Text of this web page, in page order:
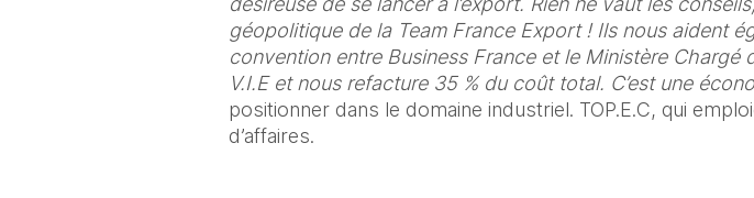
géopolitique de la Team France Export ! Ils nous aident
convention entre Business France et le Ministère
V.I.E et nous refacture 35 % du coût total. C’est une
positionner dans le domaine industriel. TOP.E.C, qui
d’affaires.